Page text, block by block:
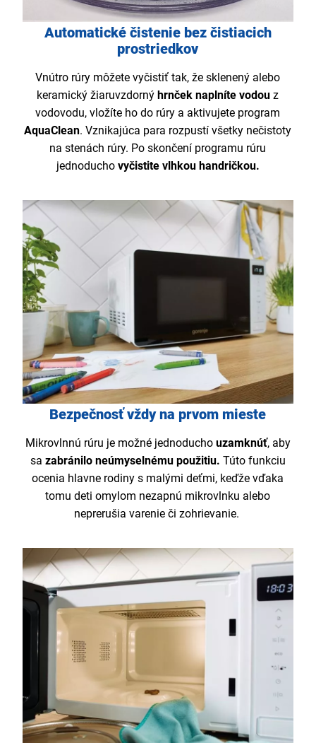
Automatické čistenie bez čistiacich
prostriedkov
Vnútro rúry môžete vyčistiť tak, že sklenený alebo
keramický žiaruvzdornýhrnček naplníte vodouz
vodovodu, vložíte ho do rúry a aktivujete program
AquaClean. Vznikajúca para rozpustí všetky nečistoty
na stenách rúry. Po skončení programu rúru
jednoducho vyčistite vlhkou handričkou.
Bezpečnosť vždy na prvom mieste
Mikrovlnnú rúru je možné jednoducho uzamknúť, aby
sa zabránilo neúmyselnému použitiu. Túto funkciu
ocenia hlavne rodiny s malými deťmi, keďže vďaka
tomu deti omylom nezapnú mikrovlnku alebo
neprerušia varenie či zohrievanie.